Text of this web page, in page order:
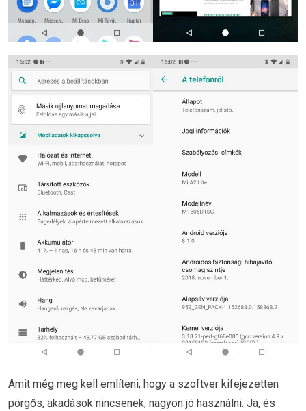
Amit még meg kell említeni, hogy a szoftver kifejezetten
pörgős, akadások nincsenek, nagyon jó használni. Ja, és